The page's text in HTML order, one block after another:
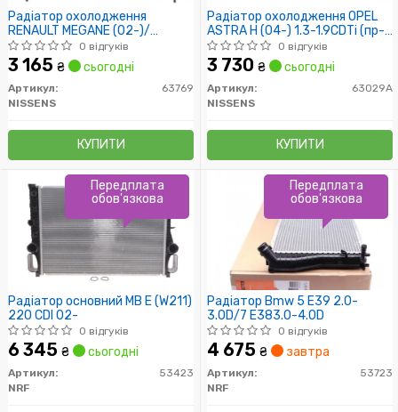
Радіатор охолодження
RENAULT MEGANE (02-)/
SCENIC (03-) (пр-во Nissens)
0 відгуків
3 165 ₴ сьогодні
Артикул:
63769
NISSENS
КУПИТИ
Радіатор охолодження OPEL
ASTRA H (04-) 1.3-1.9CDTi (пр-
во Nissens)
0 відгуків
3 730 ₴ сьогодні
Артикул:
63029A
NISSENS
КУПИТИ
Радіатор основний MB E (W211)
220 CDI 02-
0 відгуків
6 345 ₴ сьогодні
Артикул:
53423
NRF
Передплата
обов'язкова
Радіатор Bmw 5 E39 2.0-
3.0D/7 E383.0-4.0D
0 відгуків
4 675 ₴ завтра
Артикул:
53723
NRF
Передплата
обов'язкова